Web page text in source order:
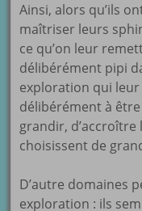
Ainsi, alors qu’ils
maîtriser leurs
ce qu’on leur
délibérément pipi
exploration qui
délibérément à
grandir,
choisissent de
D’autre domaines
exploration : ils